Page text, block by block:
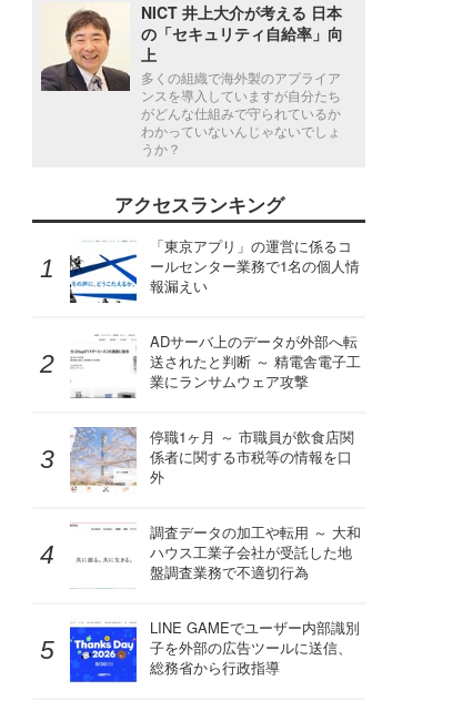
NICT 井上大介が考える 日本
の「セキュリティ自給率」向
上
多くの組織で海外製のアプライア
ンスを導入していますが自分たち
がどんな仕組みで守られているか
わかっていないんじゃないでしょ
うか？
アクセスランキング
「東京アプリ」の運営に係るコ
ールセンター業務で1名の個人情
報漏えい
ADサーバ上のデータが外部へ転
送されたと判断 ～ 精電舎電子工
業にランサムウェア攻撃
停職1ヶ月 ～ 市職員が飲食店関
係者に関する市税等の情報を口
外
調査データの加工や転用 ～ 大和
ハウス工業子会社が受託した地
盤調査業務で不適切行為
LINE GAMEでユーザー内部識別
子を外部の広告ツールに送信、
総務省から行政指導